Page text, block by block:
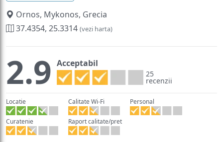
Ornos, Mykonos, Grecia
37.4354, 25.3314 (vezi harta)
2.9 Acceptabil
25
recenzii
Locatie Calitate Wi-Fi Personal
Curatenie Raport calitate/pret